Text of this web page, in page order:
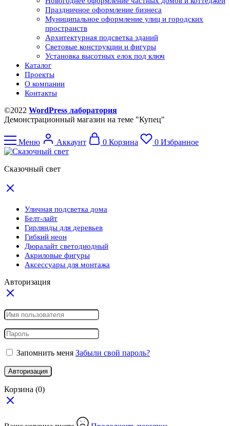
Праздничное оформление бизнеса
Муниципальное оформление улиц и городских
пространств
Архитектурная подсветка зданий
Световые конструкции и фигуры
Установка высотных елок под ключ
Каталог
Проекты
О компании
Контакты
©2022 WordPress лаборатория
Демонстрационный магазин на теме "Купец"
Меню Аккаунт 0 Корзина 0 Избранное
Сказочный свет
Уличная подсветка дома
Белт-лайт
Гирлянды для деревьев
Гибкий неон
Дюралайт светодиодный
Акриловые фигуры
Аксессуары для монтажа
Авторизация
Запомнить меня Забыли свой пароль?
Авторизация
Корзина (0)